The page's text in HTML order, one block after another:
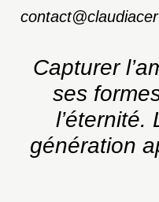
Capturer
ses
l’éternité.
génération